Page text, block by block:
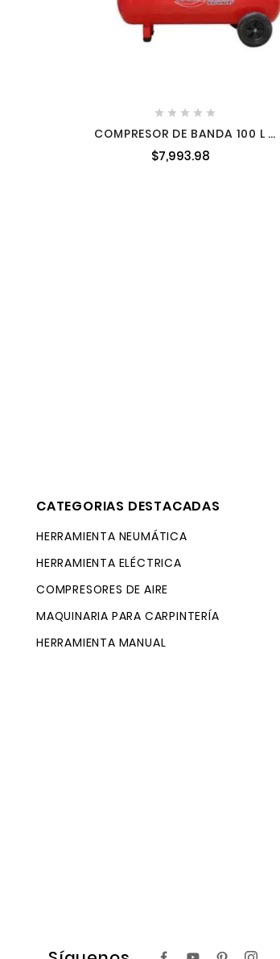
    
COMPRESOR DE BANDA 100 L 2
HP 110V 60 HZ 2051 CALIFORNIA
$7,993.98
CATEGORIAS DESTACADAS
HERRAMIENTA NEUMÁTICA
HERRAMIENTA ELÉCTRICA
COMPRESORES DE AIRE
MAQUINARIA PARA CARPINTERÍA
HERRAMIENTA MANUAL